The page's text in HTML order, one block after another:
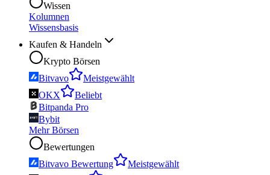
Wissen
Kolumnen
Wissensbasis
Kaufen & Handeln
Krypto Börsen
Bitvavo
Meistgewählt
OKX
Beliebt
Bitpanda Pro
Bybit
Mehr Börsen
Bewertungen
Bitvavo Bewertung
Meistgewählt